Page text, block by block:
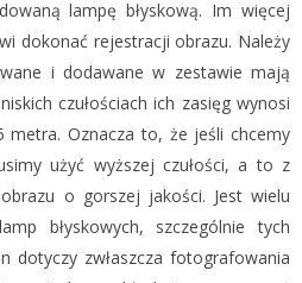
lampę błyskową. Im więcej
dokonać rejestracji obrazu. Należy
i dodawane w zestawie mają
czułościach ich zasięg wynosi
metra. Oznacza to, że jeśli chcemy
użyć wyższej czułości, a to z
o gorszej jakości. Jest wielu
błyskowych, szczególnie tych
dotyczy zwłaszcza fotografowania